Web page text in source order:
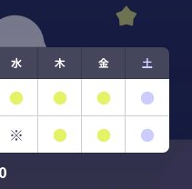
水 木 金 土
● ● ●
●
※ ● ●
●